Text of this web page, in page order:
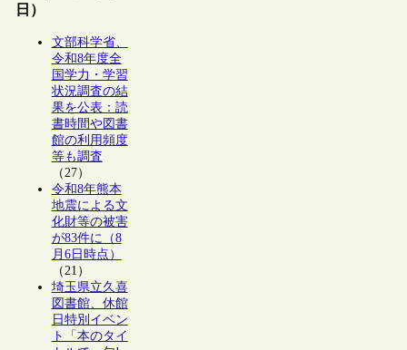
日）
文部科学省、
令和8年度全
国学力・学習
状況調査の結
果を公表：読
書時間や図書
館の利用頻度
等も調査
（27）
令和8年熊本
地震による文
化財等の被害
が83件に（8
月6日時点）
（21）
埼玉県立久喜
図書館、休館
日特別イベン
ト「本のタイ